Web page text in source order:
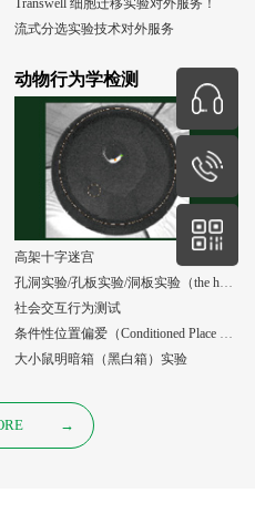
Transwell 细胞迁移实验对外服务！
流式分选实验技术对外服务
动物行为学检测
高架十字迷宫
孔洞实验/孔板实验/洞板实验（the holeboard test）
社会交互行为测试
条件性位置偏爱（Conditioned Place Preference, CPP）实验
大小鼠明暗箱（黑白箱）实验
→